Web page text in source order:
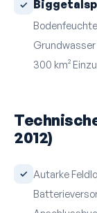
300 km²
2012)
Autarke